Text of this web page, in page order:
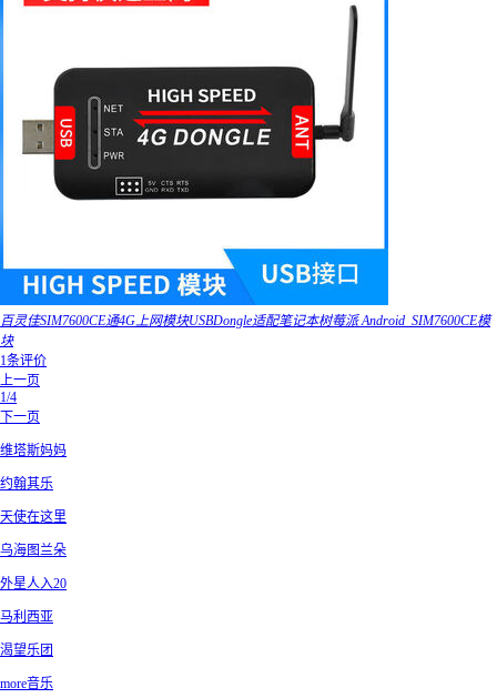
百灵佳SIM7600CE通4G上网模块USBDongle适配笔记本树莓派 Android_SIM7600CE模
块
1条评价
上一页
1/4
下一页
维塔斯妈妈
约翰其乐
天使在这里
乌海图兰朵
外星人入20
马利西亚
渴望乐团
more音乐